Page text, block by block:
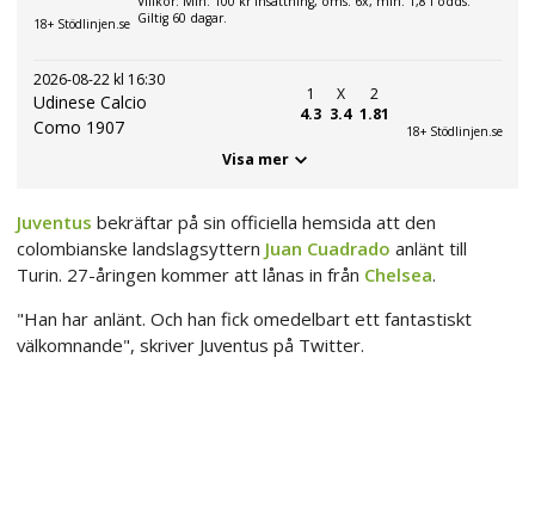
18+ Stödlinjen.se Giltig 60 dagar.
2026-08-22 kl 16:30
Udinese Calcio
Como 1907
1
4.3
X
3.4
2
1.81
18+ Stödlinjen.se
Visa mer
Juventus bekräftar på sin officiella hemsida att den
colombianske landslagsyttern Juan Cuadrado anlänt till
Turin. 27-åringen kommer att lånas in från Chelsea.
"Han har anlänt. Och han fick omedelbart ett fantastiskt
välkomnande", skriver Juventus på Twitter.